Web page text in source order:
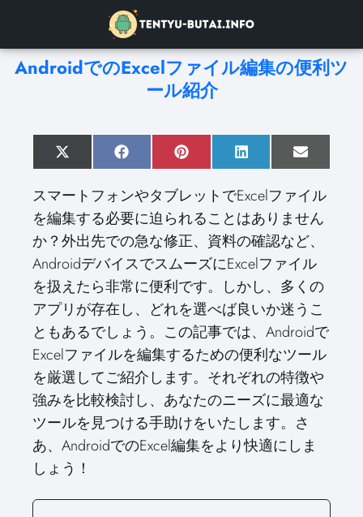
AndroidでのExcelファイル編集の便利ツ
ール紹介
S
h
r
e
o
n
X
(
w
i
t
t
e
r
)
S
h
r
e
o
n
F
a
e
b
o
o
k
S
h
r
o
n
P
i
t
r
e
s
t
S
h
r
e
o
n
L
i
k
e
d
I
n
S
h
r
o
n
E
m
i
スマートフォンやタブレットでExcelファイル
を編集する必要に迫られることはありません
か？外出先での急な修正、資料の確認など、
AndroidデバイスでスムーズにExcelファイル
を扱えたら非常に便利です。しかし、多くの
アプリが存在し、どれを選べば良いか迷うこ
ともあるでしょう。この記事では、Androidで
Excelファイルを編集するための便利なツール
を厳選してご紹介します。それぞれの特徴や
強みを比較検討し、あなたのニーズに最適な
ツールを見つける手助けをいたします。さ
あ、AndroidでのExcel編集をより快適にしま
しょう！